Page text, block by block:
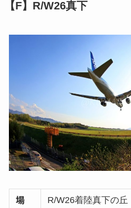
【F】R/W26真下
場
R/W26着陸真下の丘